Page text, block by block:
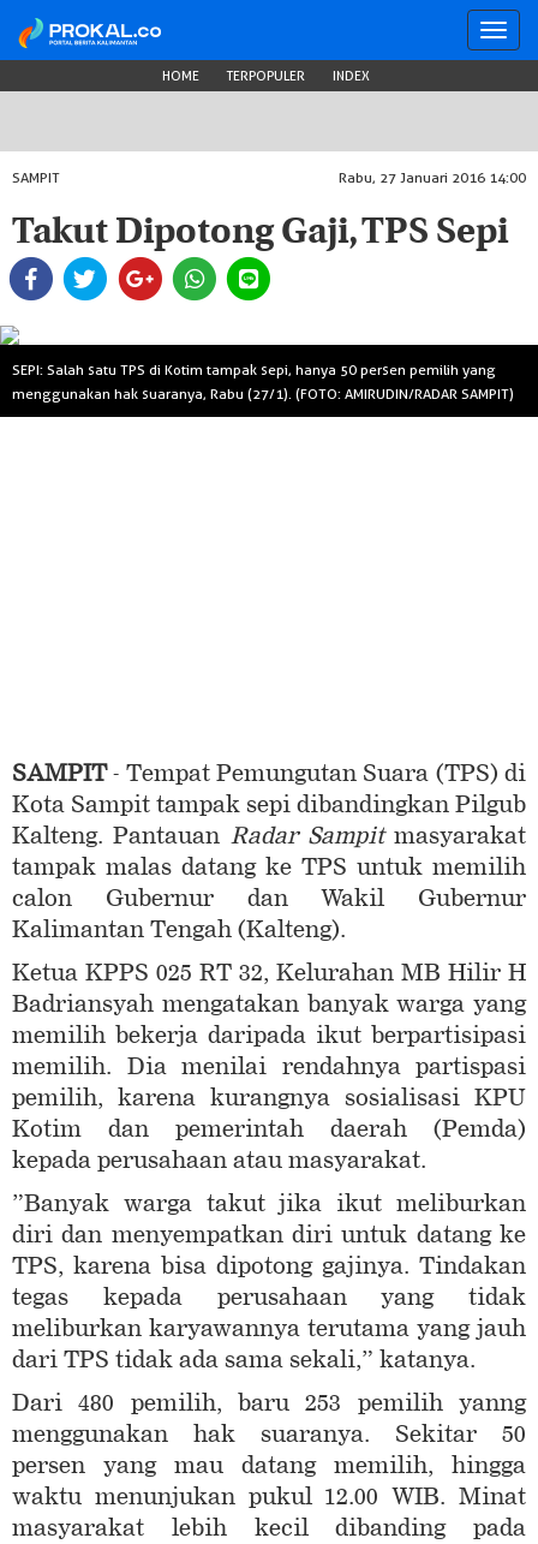
HOME TERPOPULER INDEX
SAMPIT Rabu, 27 Januari 2016 14:00
Takut Dipotong Gaji, TPS Sepi
SEPI: Salah satu TPS di Kotim tampak sepi, hanya 50 persen pemilih yang
menggunakan hak suaranya, Rabu (27/1). (FOTO: AMIRUDIN/RADAR SAMPIT)
SAMPIT- Tempat Pemungutan Suara (TPS) di
Kota Sampit tampak sepi dibandingkan Pilgub
Kalteng. Pantauan Radar Sampitmasyarakat
tampak malas datang ke TPS untuk memilih
calon Gubernur dan Wakil Gubernur
Kalimantan Tengah (Kalteng).
Ketua KPPS 025 RT 32, Kelurahan MB Hilir H
Badriansyah mengatakan banyak warga yang
memilih bekerja daripada ikut berpartisipasi
memilih. Dia menilai rendahnya partispasi
pemilih, karena kurangnya sosialisasi KPU
Kotim dan pemerintah daerah (Pemda)
kepada perusahaan atau masyarakat.
”Banyak warga takut jika ikut meliburkan
diri dan menyempatkan diri untuk datang ke
TPS, karena bisa dipotong gajinya. Tindakan
tegas kepada perusahaan yang tidak
meliburkan karyawannya terutama yang jauh
dari TPS tidak ada sama sekali,” katanya.
Dari 480 pemilih, baru 253 pemilih yanng
menggunakan hak suaranya. Sekitar 50
persen yang mau datang memilih, hingga
waktu menunjukan pukul 12.00 WIB. Minat
masyarakat lebih kecil dibanding pada